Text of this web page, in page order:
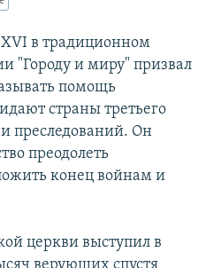
в традиционном
"Городу и миру" призвал
помощь
страны третьего
и преследований. Он
преодолеть
конец войнам и
церкви выступил в